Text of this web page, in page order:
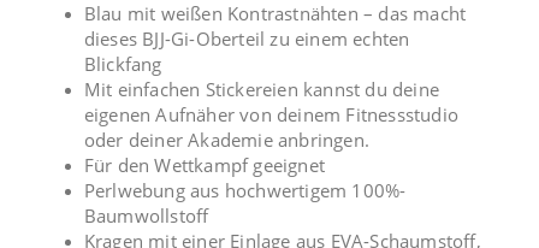
Blau mit weißen Kontrastnähten – das macht
dieses BJJ-Gi-Oberteil zu einem echten
Blickfang
Mit einfachen Stickereien kannst du deine
eigenen Aufnäher von deinem Fitnessstudio
oder deiner Akademie anbringen.
Für den Wettkampf geeignet
Perlwebung aus hochwertigem 100%-
Baumwollstoff
Kragen mit einer Einlage aus EVA-Schaumstoff,